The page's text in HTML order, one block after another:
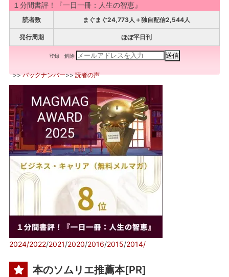
１分間書評！『一日一冊：人生の智恵』
読者数 まぐまぐ24,773人＋独自配信2,544人
発行周期 ほぼ平日刊
登録 解除
>>バックナンバー>>読者の声
2024/2022/2021/2020/2016/2015/2014/
本のソムリエ推薦本[PR]